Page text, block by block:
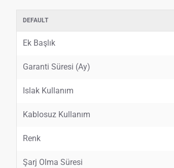
DEFAULT
Ek Başlık
Garanti Süresi (Ay)
Islak Kullanım
Kablosuz Kullanım
Renk
Şarj Olma Süresi